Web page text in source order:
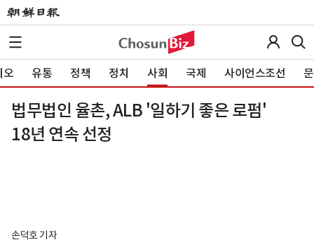
오 유통 정책 정치 사회 국제 사이언스조선
법무법인 율촌, ALB '일하기 좋은 로펌'
18년 연속 선정
손덕호 기자